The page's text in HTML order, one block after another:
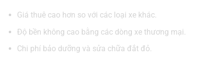
Giá thuê cao hơn so với các loại xe khác.
Độ bền không cao bằng các dòng xe thương mại.
Chi phí bảo dưỡng và sửa chữa đắt đỏ.